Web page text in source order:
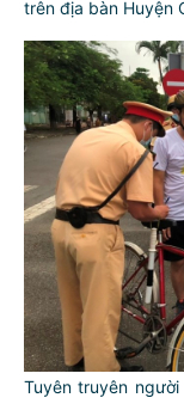
trên địa bàn Huyện
Tuyên truyên